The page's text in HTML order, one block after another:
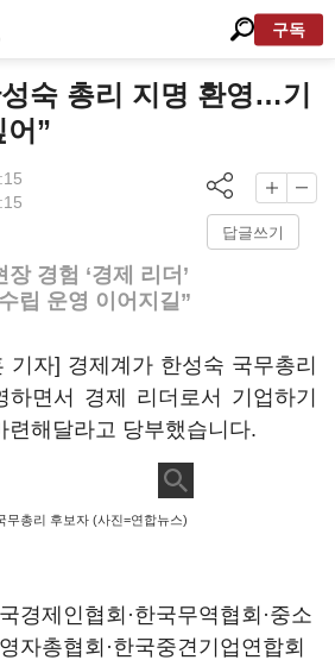
구독
숙 총리 지명 환영…기
어”
답글쓰기
경험 ‘경제 리더’
립 운영 이어지길”
기자] 경제계가 한성숙 국무총리
면서 경제 리더로서 기업하기
련해달라고 당부했습니다.
무총리 후보자 (사진=연합뉴스)
경제인협회·한국무역협회·중소
자총협회·한국중견기업연합회